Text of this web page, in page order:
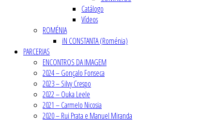
Catálogo
Vídeos
ROMÉNIA
iN CONSTANTA (Roménia)
PARCERIAS
ENCONTROS DA IMAGEM
2024 – Gonçalo Fonseca
2023 – Silvy Crespo
2022 – Ouka Leele
2021 – Carmelo Nicosia
2020 – Rui Prata e Manuel Miranda